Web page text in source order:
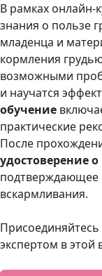
В рамках онлайн-
знания о пользе
младенца и
кормления
возможными
и научатся
обучение
практические
После
удостоверение
подтверждающее
вскармливания.
Присоединяйтесь
экспертом в